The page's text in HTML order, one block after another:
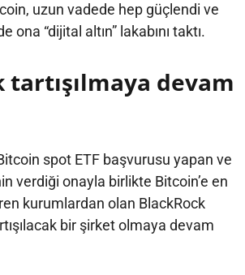
uzun vadede hep güçlendi ve
ona “dijital altın” lakabını taktı.
tartışılmaya devam
spot ETF başvurusu yapan ve
verdiği onayla birlikte Bitcoin’e en
kurumlardan olan BlackRock
bir şirket olmaya devam